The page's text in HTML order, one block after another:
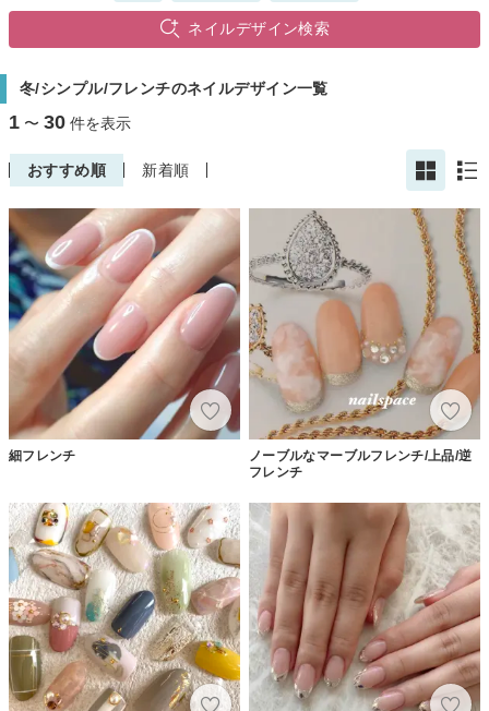
ネイルデザイン検索
冬/シンプル/フレンチのネイルデザイン一覧
1 〜 30 件を表示
おすすめ順 新着順
細フレンチ
ノーブルなマーブルフレンチ/上品/逆
フレンチ